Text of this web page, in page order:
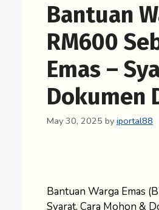
Bantuan
RM600
Emas –
Dokumen
May 30, 2025 by iportal88
Bantuan Warga Emas
Syarat, Cara Mohon &